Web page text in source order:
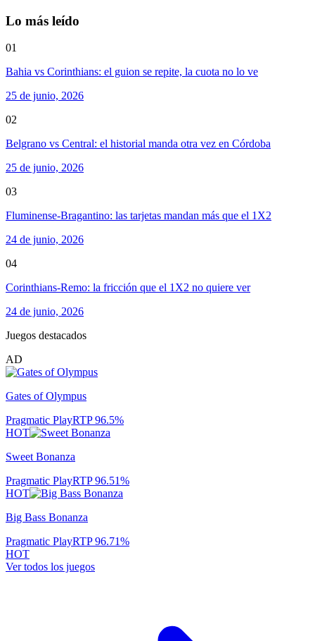
Lo más leído
01
Bahia vs Corinthians: el guion se repite, la cuota no lo ve
25 de junio, 2026
02
Belgrano vs Central: el historial manda otra vez en Córdoba
25 de junio, 2026
03
Fluminense-Bragantino: las tarjetas mandan más que el 1X2
24 de junio, 2026
04
Corinthians-Remo: la fricción que el 1X2 no quiere ver
24 de junio, 2026
Juegos destacados
AD
Gates of Olympus
Pragmatic PlayRTP96.5%
HOT
Sweet Bonanza
Pragmatic PlayRTP96.51%
HOT
Big Bass Bonanza
Pragmatic PlayRTP96.71%
HOT
Ver todos los juegos